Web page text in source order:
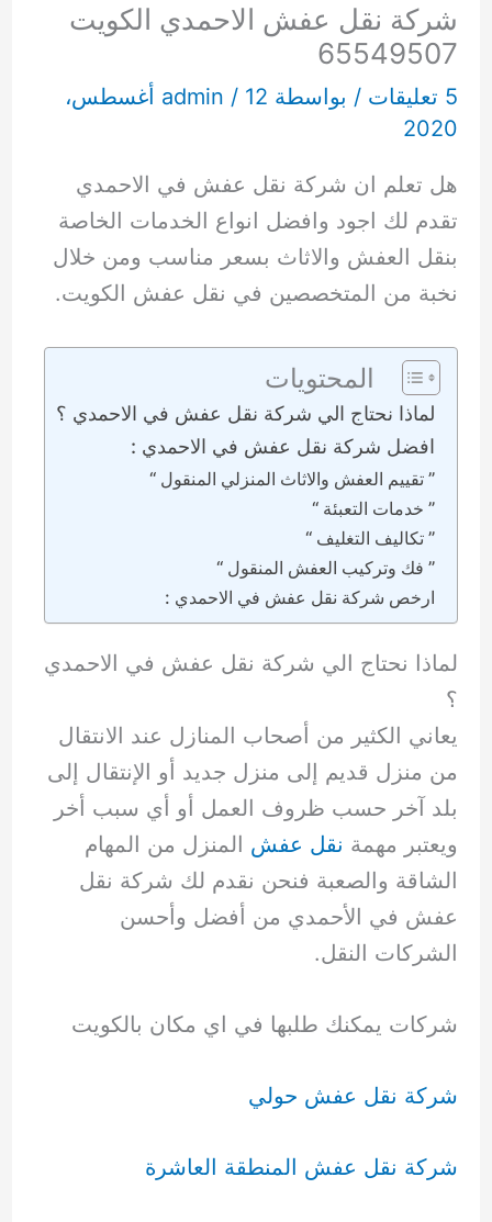
شركة نقل عفش الاحمدي الكويت
65549507
5 تعليقات / بواسطة admin /
12 أغسطس،
2020
هل تعلم ان شركة نقل عفش في الاحمدي
تقدم لك اجود وافضل انواع الخدمات الخاصة
بنقل العفش والاثاث بسعر مناسب ومن خلال
نخبة من المتخصصين في نقل عفش الكويت.
المحتويات
لماذا نحتاج الي شركة نقل عفش في الاحمدي ؟
افضل شركة نقل عفش في الاحمدي :
” تقييم العفش والاثاث المنزلي المنقول “
” خدمات التعبئة “
” تكاليف التغليف “
” فك وتركيب العفش المنقول “
ارخص شركة نقل عفش في الاحمدي :
لماذا نحتاج الي شركة نقل عفش في الاحمدي
؟
يعاني الكثير من أصحاب المنازل عند الانتقال
من منزل قديم إلى منزل جديد أو الإنتقال إلى
بلد آخر حسب ظروف العمل أو أي سبب أخر
ويعتبر مهمة نقل عفش المنزل من المهام
الشاقة والصعبة فنحن نقدم لك شركة نقل
عفش في الأحمدي من أفضل وأحسن
الشركات النقل.
شركات يمكنك طلبها في اي مكان بالكويت
شركة نقل عفش حولي
شركة نقل عفش المنطقة العاشرة